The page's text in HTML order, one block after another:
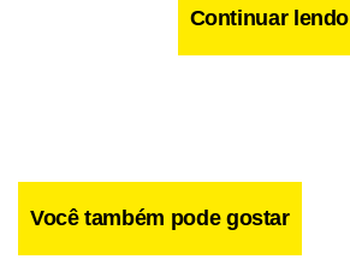
Continuar lendo
Você também pode gostar